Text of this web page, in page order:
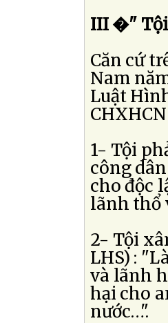
III �" Tội
Căn cứ
Nam
Luật
1- Tội
công
cho độc
lãnh thổ
2- Tội
LHS) :
và lãnh
hại cho
nước…".